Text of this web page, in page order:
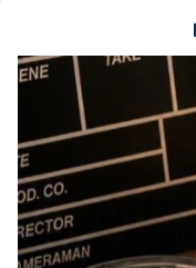
Recupera
tican News
07/carmina-
espana-
Foto